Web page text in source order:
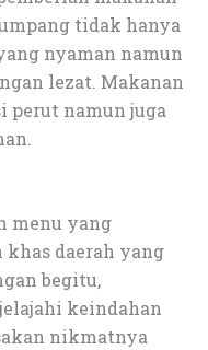
tidak hanya
nyaman namun
lezat. Makanan
namun juga
menu yang
daerah yang
begitu,
keindahan
nikmatnya